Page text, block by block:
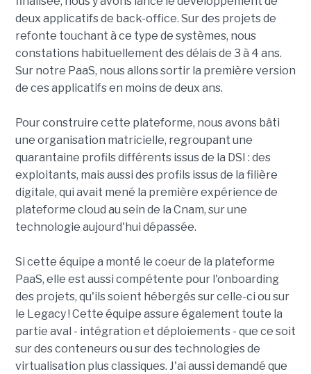
deux applicatifs de back-office. Sur des projets de
refonte touchant à ce type de systèmes, nous
constations habituellement des délais de 3 à 4 ans.
Sur notre PaaS, nous allons sortir la première version
de ces applicatifs en moins de deux ans.
Pour construire cette plateforme, nous avons bâti
une organisation matricielle, regroupant une
quarantaine profils différents issus de la DSI : des
exploitants, mais aussi des profils issus de la filière
digitale, qui avait mené la première expérience de
plateforme cloud au sein de la Cnam, sur une
technologie aujourd'hui dépassée.
Si cette équipe a monté le coeur de la plateforme
PaaS, elle est aussi compétente pour l'onboarding
des projets, qu'ils soient hébergés sur celle-ci ou sur
le Legacy ! Cette équipe assure également toute la
partie aval - intégration et déploiements - que ce soit
sur des conteneurs ou sur des technologies de
virtualisation plus classiques. J'ai aussi demandé que